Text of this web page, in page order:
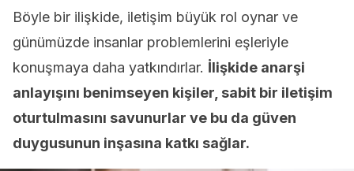
Böyle bir ilişkide, iletişim büyük rol oynar ve
günümüzde insanlar problemlerini eşleriyle
konuşmaya daha yatkındırlar. İlişkide anarşi
anlayışını benimseyen kişiler, sabit bir iletişim
oturtulmasını savunurlar ve bu da güven
duygusunun inşasına katkı sağlar.